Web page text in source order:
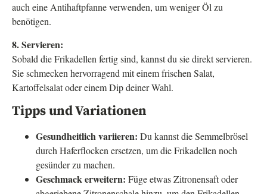
auch eine Antihaftpfanne verwenden, um weniger Öl zu
benötigen.
8. Servieren:
Sobald die Frikadellen fertig sind, kannst du sie direkt servieren.
Sie schmecken hervorragend mit einem frischen Salat,
Kartoffelsalat oder einem Dip deiner Wahl.
Tipps und Variationen
Gesundheitlich variieren: Du kannst die Semmelbrösel
durch Haferflocken ersetzen, um die Frikadellen noch
gesünder zu machen.
Geschmack erweitern: Füge etwas Zitronensaft oder